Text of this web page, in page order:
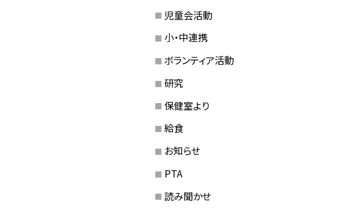
児童会活動
小・中連携
ボランティア活動
研究
保健室より
給食
お知らせ
PTA
読み聞かせ